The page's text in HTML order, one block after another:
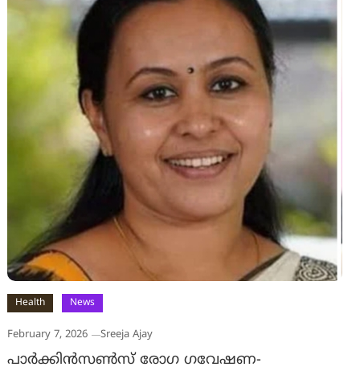
Health News
February 7, 2026 Sreeja Ajay
പാര്‍ക്കിന്‍സണ്‍സ് രോഗ ഗവേഷണ-